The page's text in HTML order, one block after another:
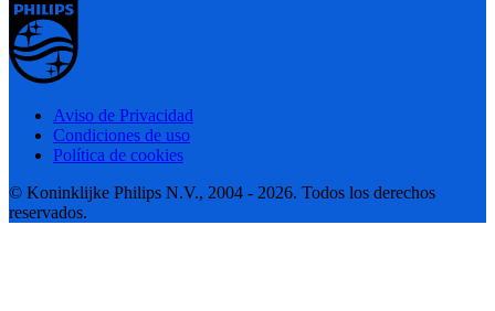
Aviso de Privacidad
Condiciones de uso
Política de cookies
© Koninklijke Philips N.V., 2004 - 2026. Todos los derechos
reservados.